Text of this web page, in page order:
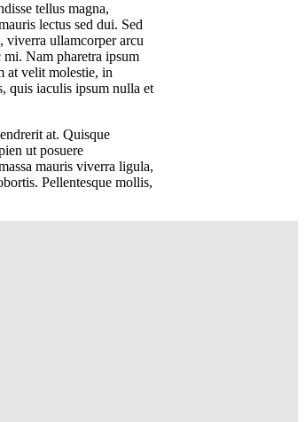
tellus magna,
lectus sed dui. Sed
viverra ullamcorper arcu
Nam pharetra ipsum
at velit molestie, in
quis iaculis ipsum nulla et
at. Quisque
ut posuere
mauris viverra ligula,
Pellentesque mollis,